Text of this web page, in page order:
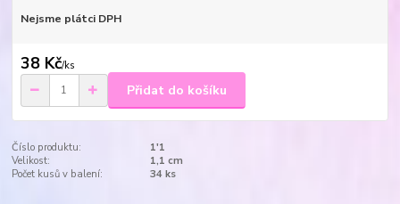
Nejsme plátci DPH
38 Kč/ks
Přidat do košíku
Číslo produktu:
1'1
Velikost:
1,1 cm
Počet kusů v balení:
34 ks